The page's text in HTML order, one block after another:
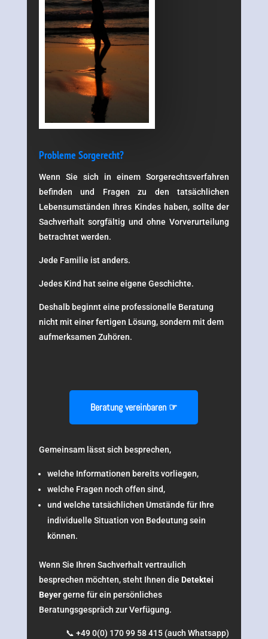
Probleme Sorgerecht?
Wenn Sie sich in einem Sorgerechtsverfahren
befinden und Fragen zu den tatsächlichen
Lebensumständen Ihres Kindes haben, sollte der
Sachverhalt sorgfältig und ohne Vorverurteilung
betrachtet werden.
Jede Familie ist anders.
Jedes Kind hat seine eigene Geschichte.
Deshalb beginnt eine professionelle Beratung
nicht mit einer fertigen Lösung, sondern mit dem
aufmerksamen Zuhören.
Beratung vereinbaren ☞
Gemeinsam lässt sich besprechen,
welche Informationen bereits vorliegen,
welche Fragen noch offen sind,
und welche tatsächlichen Umstände für Ihre
individuelle Situation von Bedeutung sein
können.
Wenn Sie Ihren Sachverhalt vertraulich
besprechen möchten, steht Ihnen die Detektei
Beyergerne für ein persönliches
Beratungsgespräch zur Verfügung.
📞 +49 0(0) 170 99 58 415 (auch Whatsapp)